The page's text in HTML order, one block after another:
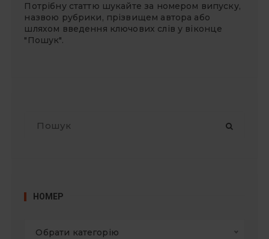
Потрібну статтю шукайте за номером випуску,
назвою рубрики, прізвищем автора або
шляхом введення ключових слів у віконце
"Пошук".
НОМЕР
Обрати категорію